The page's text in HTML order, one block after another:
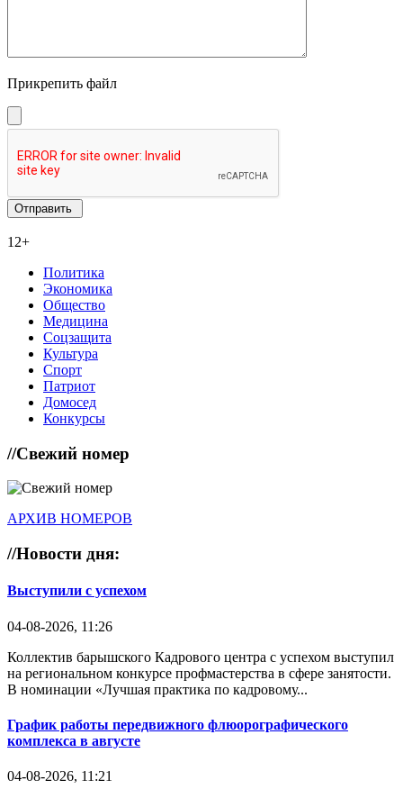
Прикрепить файл
12+
Политика
Экономика
Общество
Медицина
Соцзащита
Культура
Спорт
Патриот
Домосед
Конкурсы
//Свежий номер
АРХИВ НОМЕРОВ
//Новости дня:
Выступили с успехом
04-08-2026, 11:26
Коллектив барышского Кадрового центра с успехом выступил
на региональном конкурсе профмастерства в сфере занятости.
В номинации «Лучшая практика по кадровому...
График работы передвижного флюорографического
комплекса в августе
04-08-2026, 11:21